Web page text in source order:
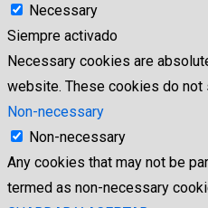
Necessary
Siempre activado
Necessary cookies are
website. These cookies do not
Non-necessary
Non-necessary
Any cookies that may not be
termed as non-necessary